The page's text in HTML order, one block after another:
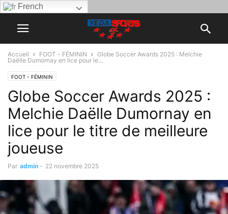
French
Accueil FOOT - FÉMININ
Globe Soccer Awards 2025 : Melchie
Daëlle Dumornay en lice pour le...
FOOT - FÉMININ
Globe Soccer Awards 2025 :
Melchie Daëlle Dumornay en
lice pour le titre de meilleure
joueuse
Par admin - 22 novembre 2025